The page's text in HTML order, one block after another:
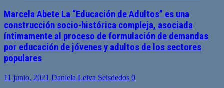
Marcela Abete La “Educación de Adultos” es una
construcción socio-histórica compleja, asociada
íntimamente al proceso de formulación de demandas
por educación de jóvenes y adultos de los sectores
populares
11 junio, 2021 Daniela Leiva Seisdedos 0